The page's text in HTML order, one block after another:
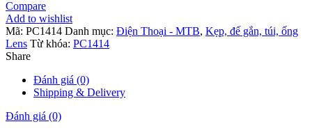
***
BH
OK
số
lượng
Compare
Add to wishlist
Mã: PC1414 Danh mục: Điện Thoại - MTB, Kẹp, đế gắn, túi, ống
Lens Từ khóa: PC1414
Share
Đánh giá (0)
Shipping & Delivery
Đánh giá (0)